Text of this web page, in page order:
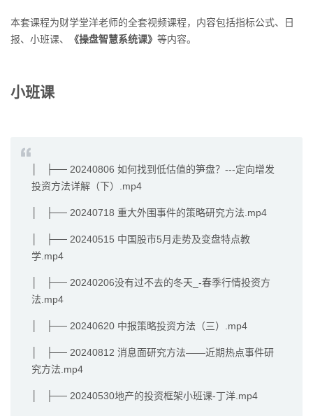
本套课程为财学堂洋老师的全套视频课程，内容包括指标公式、日
报、小班课、
《操盘智慧系统课》 等内容。
小班课
│ ├── 20240806 如何找到低估值的笋盘？---定向增发
投资方法详解（下）.mp4
│ ├── 20240718 重大外围事件的策略研究方法.mp4
│ ├── 20240515 中国股市5月走势及变盘特点教
学.mp4
│ ├── 20240206没有过不去的冬天_-春季行情投资方
法.mp4
│ ├── 20240620 中报策略投资方法（三）.mp4
│ ├── 20240812 消息面研究方法——近期热点事件研
究方法.mp4
│ ├── 20240530地产的投资框架小班课-丁洋.mp4